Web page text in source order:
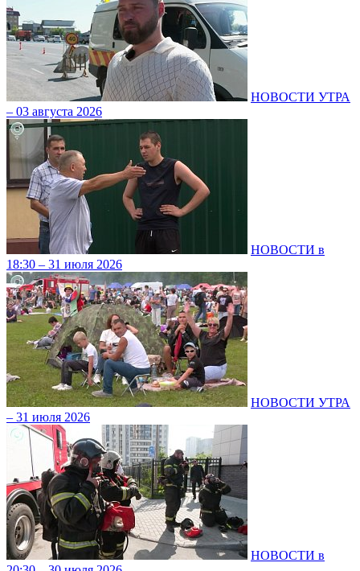
НОВОСТИ УТРА
– 03 августа 2026
НОВОСТИ в
18:30 – 31 июля 2026
НОВОСТИ УТРА
– 31 июля 2026
НОВОСТИ в